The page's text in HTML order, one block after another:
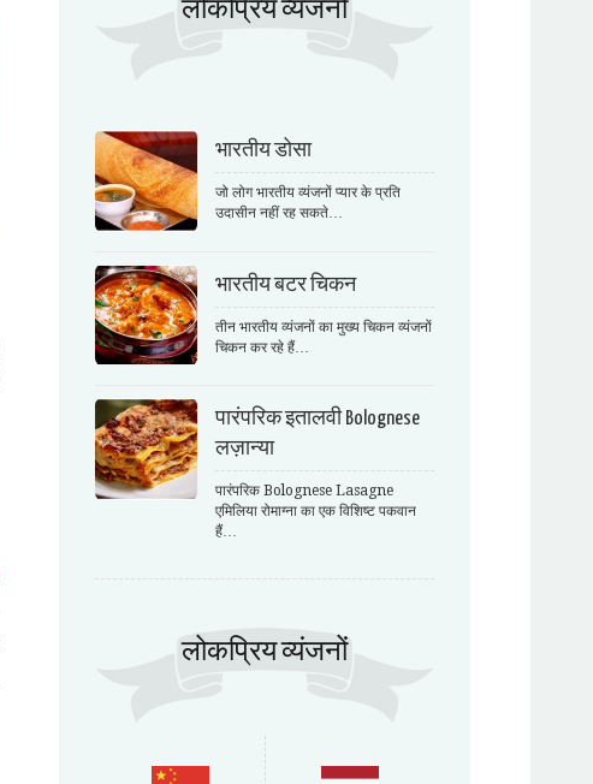
लोकप्रिय व्यंजनों
भारतीय डोसा
जो लोग भारतीय व्यंजनों प्यार के प्रति
उदासीन नहीं रह सकते…
भारतीय बटर चिकन
तीन भारतीय व्यंजनों का मुख्य चिकन व्यंजनों
चिकन कर रहे हैं…
पारंपरिक इतालवी Bolognese
लज़ान्या
पारंपरिक Bolognese Lasagne
एमिलिया रोमाग्ना का एक विशिष्ट पकवान
हैं…
लोकप्रिय व्यंजनों